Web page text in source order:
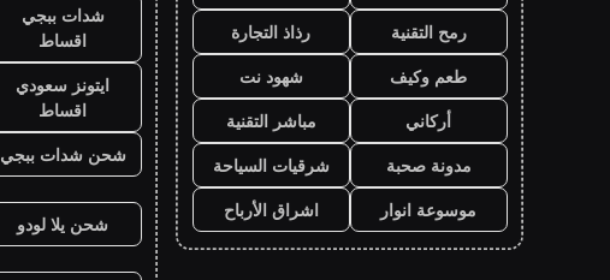
رمح التقنية
رذاذ التجارة
طعم وكيف
شهود نت
أركاني
مباشر التقنية
مدونة صحبة
شرقيات السياحة
موسوعة انوار
اشراق الأرباح
شدات ببجي
اقساط
ايتونز سعودي
اقساط
شحن شدات ببجي
شحن يلا لودو